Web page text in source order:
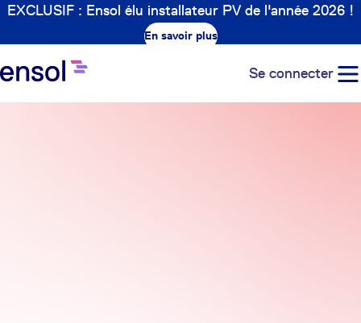
EXCLUSIF : Ensol élu installateur PV de l'année 2026 !
En savoir plus
Se connecter